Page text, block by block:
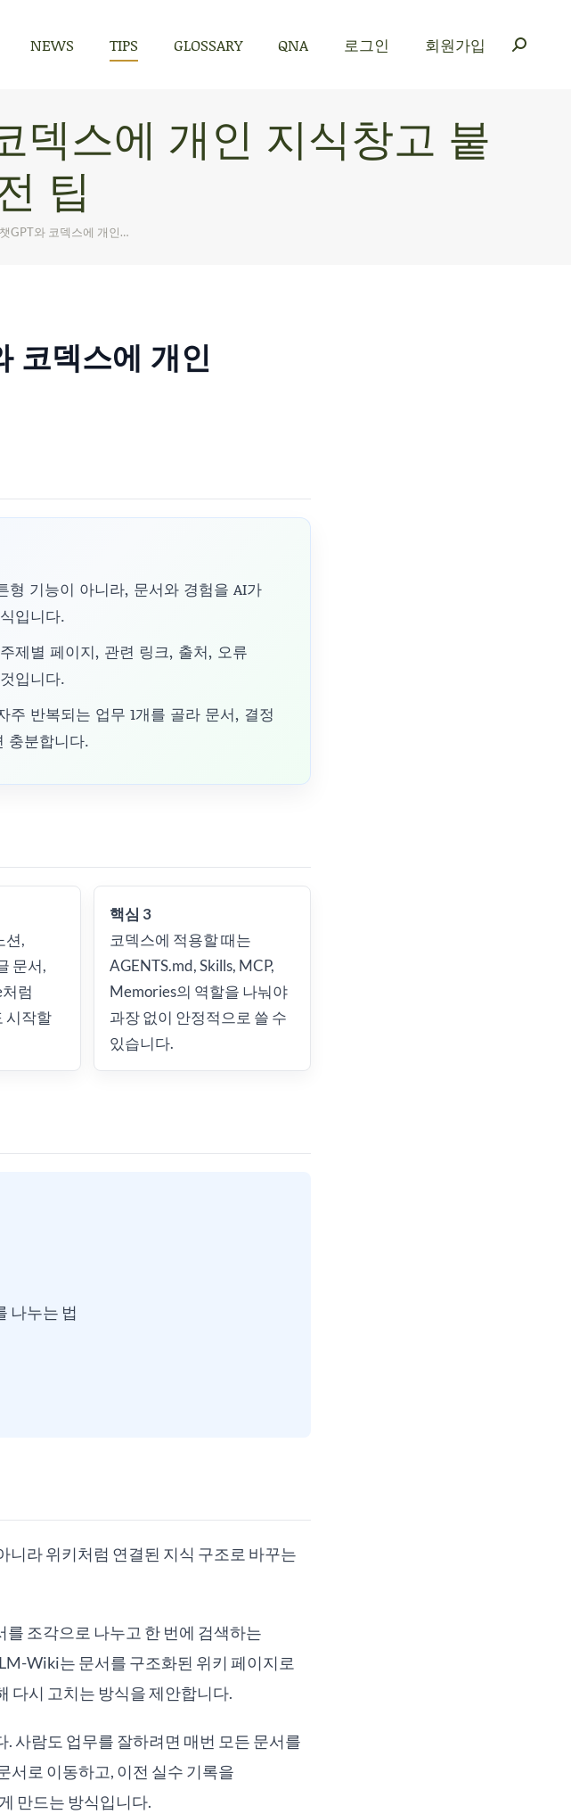
NEWS TIPS GLOSSARY QNA 로그인 회원가입
덱스에 개인 지식창고 붙
팁
GPT와 코덱스에 개인…
코덱스에 개인
형 기능이 아니라, 문서와 경험을 AI가
입니다.
제별 페이지, 관련 링크, 출처, 오류
입니다.
반복되는 업무 1개를 골라 문서, 결정
충분합니다.
션,
문서,
럼
시작할
핵심 3
코덱스에 적용할 때는
AGENTS.md, Skills, MCP,
Memories의 역할을 나눠야
과장 없이 안정적으로 쓸 수
있습니다.
나누는 법
라 위키처럼 연결된 지식 구조로 바꾸는
조각으로 나누고 한 번에 검색하는
Wiki는 문서를 구조화된 위키 페이지로
다시 고치는 방식을 제안합니다.
. 사람도 업무를 잘하려면 매번 모든 문서를
서로 이동하고, 이전 실수 기록을
만드는 방식입니다.
로그인 회원가입